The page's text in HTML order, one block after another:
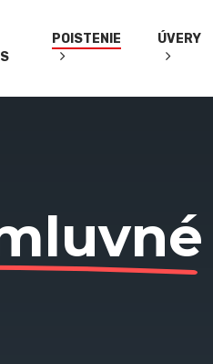
POISTENIE ÚVERY